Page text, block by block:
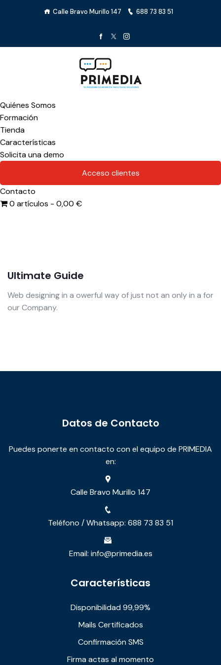
Calle Bravo Murillo 147 688 73 83 51
Quiénes Somos
Formación
Tienda
Características
Solicita una demo
Acceso clientes
Contacto
0 artículos
0,00 €
Ultimate Guide
Web designing in a owerful way of just not an only in a for
our Company.
Datos de Contacto
Puedes ponerte en contacto con el equipo de PRIMEDIA
en:
Calle Bravo Murillo 147
Teléfono / Whatsapp: 688 73 83 51
Email: info@primedia.es
Características
Disponibilidad 99,99%
Mails Certificados
Confirmación SMS
Firma actas al momento